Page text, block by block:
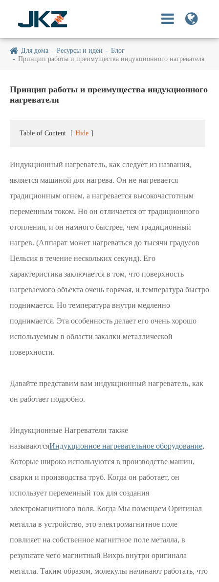
Для дома Ресурсы и идеи
Блог
Принцип работы и преимущества индукционного нагревателя
Принцип работы и преимущества индукционного
нагревателя
Table of Content [ Hide ]
Индукционный нагреватель, как следует из названия,
является машиной для нагрева. Он не нагревается
традиционным огнем, а нагревается высокочастотным
переменным током. Но он отличается от традиционного
отопления, и он намного быстрее, чем традиционный
нагрев. (Аппарат может нагреваться до тысячи градусов
Цельсия в течение нескольких секунд). Его
характеристика заключается в том, что поверхность
нагреваемого объекта очень горячая, и температура быстро
поднимается. Но температура внутри медленно
поднимается. Эта особенность делает его очень хорошо
используемым в области закалки металлической
поверхности.
Давайте представим вам индукционный нагреватель, как
он работает подробно.
Индукционные Нагреватели также
называютсяИндукционное нагревательное оборудование,
Которые широко используются в производстве машин,
сварки и производства труб. Когда он работает, он
использует переменный ток для создания
электромагнитного поля. Когда Мы помещаем Оригинал
металла в устройство, это электромагнитное поле
повлияет на собственное магнитное поле металла, в
результате чего магнитный Вихрь внутри оригинала
металла. Таким образом, молекулы начинают работать, что